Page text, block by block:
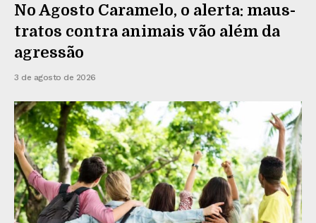
No Agosto Caramelo, o alerta: maus-
tratos contra animais vão além da
agressão
3 de agosto de 2026